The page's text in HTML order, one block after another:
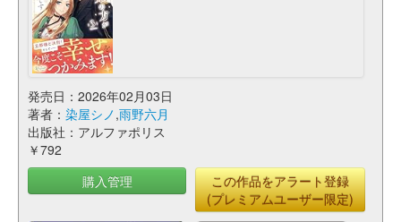
発売日：2026年02月03日
著者： 染屋シノ ,雨野六月
出版社：アルファポリス
￥792
購入管理
この作品をアラート登録
(プレミアムユーザー限定)